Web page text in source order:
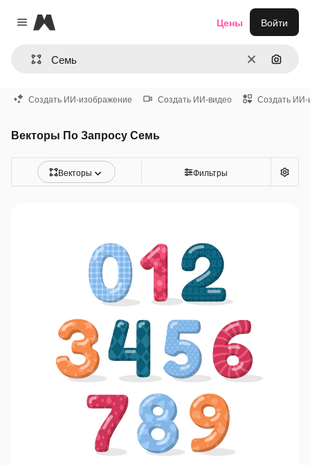
Close menu
Magnific
ОчиститьПоиск
Цены Войти
Создать ИИ-изображение Создать ИИ-видео Создать ИИ-
Векторы По Запросу Семь
Векторы Фильтры